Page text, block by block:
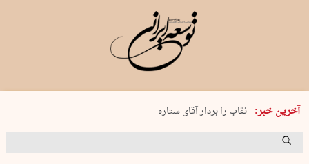
آخرین خبر:
پنجشنبه 15 مرداد 1405 شماره 2243
نقاب را بردار آقای ستاره
کدام فوتبال؟